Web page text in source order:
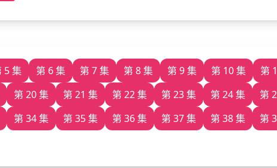
5 集 第 6 集 第 7 集 第 8 集 第 9 集 第 10 集 第
第 20 集 第 21 集 第 22 集 第 23 集 第 24 集 第
第 34 集 第 35 集 第 36 集 第 37 集 第 38 集 第